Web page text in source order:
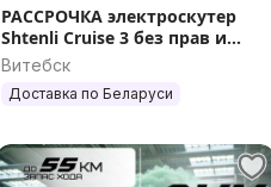
РАССРОЧКА электроскутер
Shtenli Cruise 3 без прав и
регистрации
Витебск
Доставка по Беларуси